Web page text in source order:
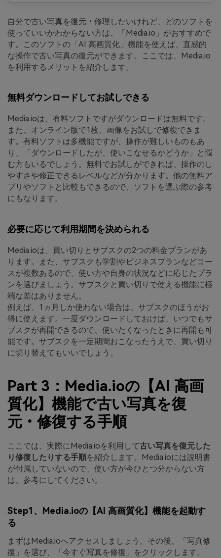
自分で古い写真を復元・修理したいけれど、どのソフトを
使っていいかわからない方は、「Media.io」がおすすめで
す。このソフトの「AI 高画質化」機能を使えば、直感的
な操作で古い写真の復元ができます。ここでは、Media.io
を利用するメリットを紹介します。
無料ダウンロードしてお試しできる
Media.ioは、有料ソフトですがダウンロードは無料です。
また、オンライン版で1枚、画像をお試しで修復できま
す。有料ソフトは多機能ですが、操作が難しいものもあ
り、「ダウンロードしたが、使いこなせるかどうか」と悩
む方もいるでしょう。無料でお試しができれば、操作のし
やすさや修正できるレベルなどが分かります。他の無料ア
プリやソフトと比較もできるので、ソフトを選ぶ際の参考
にもなります。
必要に応じて利用期間を決められる
Media.ioは、買い切りとサブスクの2つの料金プランがあ
ります。また、サブスクも学割やビジネスプランなどコー
スが複数あるので、使い方や自身の状況などに応じたプラ
ンを選びましょう。サブスクと買い切りで使える機能に極
端な差はありません。
例えば、1ヵ月しか使わない場合は、サブスクのほうがお
得に使えます。一度ダウンロードしておけば、いつでもサ
ブスクが再開できるので、使いたくなったときに再開も可
能です。サブスクを一定期間おこなったうえで、買い切り
に切り替えてもいいでしょう。
Part 3：Media.ioの【AI 高画
質化】機能で古い写真を復
元・修復する手順
ここでは、実際にMedia.ioを利用して古い写真を復元した
り修復したりする手順を紹介します。Media.ioには説明書
が付属していないので、使い方が今ひとつ分からない方
は、参考にしてください。
Step1、Media.ioの【AI 高画質化】機能を起動す
る
まずはMedia.ioへアクセスしましょう。その後、「写真修
復」を選び、「今すぐ写真を修復」をクリックします。